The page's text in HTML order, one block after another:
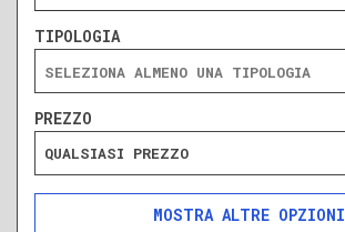
TIPOLOGIA
PREZZO
QUALSIASI PREZZO
ALTRE OPZIONI